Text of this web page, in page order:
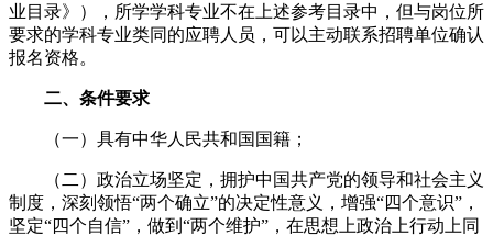
业目录》），所学学科专业不在上述参考目录中，但与岗位所
要求的学科专业类同的应聘人员，可以主动联系招聘单位确认
报名资格。
二、条件要求
（一）具有中华人民共和国国籍；
（二）政治立场坚定，拥护中国共产党的领导和社会主义
制度，深刻领悟“两个确立”的决定性意义，增强“四个意识”，
坚定“四个自信”，做到“两个维护”，在思想上政治上行动上同